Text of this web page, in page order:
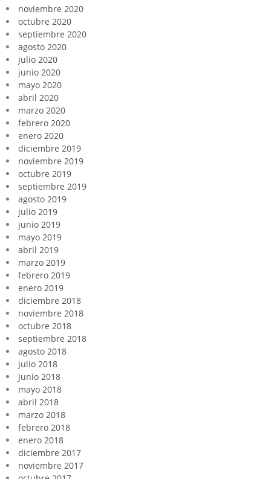
noviembre 2020
octubre 2020
septiembre 2020
agosto 2020
julio 2020
junio 2020
mayo 2020
abril 2020
marzo 2020
febrero 2020
enero 2020
diciembre 2019
noviembre 2019
octubre 2019
septiembre 2019
agosto 2019
julio 2019
junio 2019
mayo 2019
abril 2019
marzo 2019
febrero 2019
enero 2019
diciembre 2018
noviembre 2018
octubre 2018
septiembre 2018
agosto 2018
julio 2018
junio 2018
mayo 2018
abril 2018
marzo 2018
febrero 2018
enero 2018
diciembre 2017
noviembre 2017